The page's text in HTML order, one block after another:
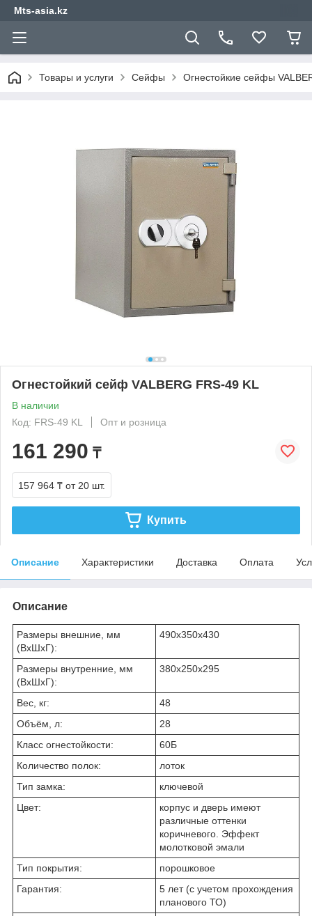
Mts-asia.kz
Товары и услуги Сейфы Огнестойкие сейфы
Огнестойкий сейф VALBERG FRS-49 KL
В наличии
Код: FRS-49 KL
Опт и розница
161 290 ₸
157 964 ₸ от 20 шт.
Купить
Описание Характеристики Доставка Оплата
Описание
Размеры внешние, мм
(ВхШхГ):
490x350x430
Размеры внутренние, мм
(ВхШхГ):
380x250x295
Вес, кг:
48
Объём, л:
28
Класс огнестойкости:
60Б
Количество полок:
лоток
Тип замка:
ключевой
Цвет:
корпус и дверь имеют
различные оттенки
коричневого. Эффект
молотковой эмали
Тип покрытия:
порошковое
Гарантия:
5 лет (с учетом прохождения
планового ТО)